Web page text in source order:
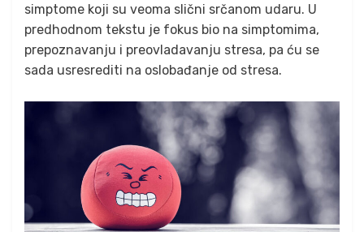
simptome koji su veoma slični srčanom udaru. U
predhodnom tekstu je fokus bio na simptomima,
prepoznavanju i preovladavanju stresa, pa ću se
sada usresrediti na oslobađanje od stresa.